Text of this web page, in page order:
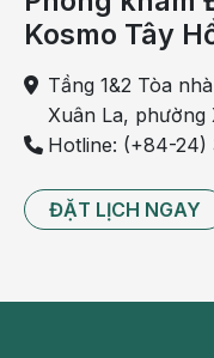
Bệnh tiêu chảy cấp
thực phẩm, dễ tử
chống có hiệu quả,
mỗi người và của
pháp an toàn thực
1. Thực hiện ăn
cần đun sôi trư­ớc khi
Kosmo Tây
Tầng 1&2 Tòa
Xuân La,
Hotline: (+84-24)
ĐẶT LỊCH NGAY